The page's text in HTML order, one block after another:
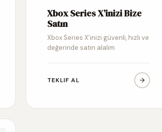
Xbox Series X’inizi Bize
Satın
Xbox Series X’inizi güvenli, hızlı ve
değerinde satın alalım
TEKLIF AL